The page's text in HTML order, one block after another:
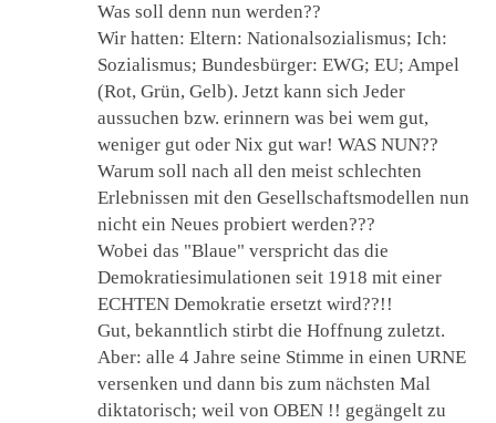
Was soll denn nun werden??
Wir hatten: Eltern: Nationalsozialismus; Ich:
Sozialismus; Bundesbürger: EWG; EU; Ampel
(Rot, Grün, Gelb). Jetzt kann sich Jeder
aussuchen bzw. erinnern was bei wem gut,
weniger gut oder Nix gut war! WAS NUN??
Warum soll nach all den meist schlechten
Erlebnissen mit den Gesellschaftsmodellen nun
nicht ein Neues probiert werden???
Wobei das "Blaue" verspricht das die
Demokratiesimulationen seit 1918 mit einer
ECHTEN Demokratie ersetzt wird??!!
Gut, bekanntlich stirbt die Hoffnung zuletzt.
Aber: alle 4 Jahre seine Stimme in einen URNE
versenken und dann bis zum nächsten Mal
diktatorisch; weil von OBEN !! gegängelt zu